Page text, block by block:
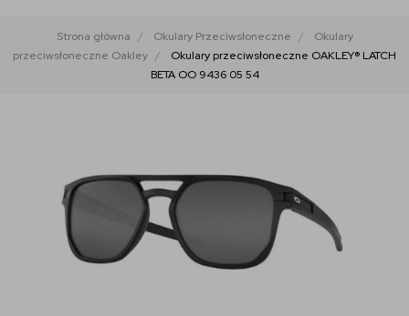
Strona główna Okulary Przeciwsłoneczne
Okulary
przeciwsłoneczne Oakley
Okulary przeciwsłoneczne OAKLEY® LATCH
BETA OO 9436 05 54